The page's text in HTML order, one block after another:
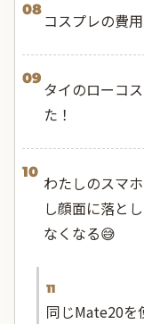
08
コスプレの費
09
タイのローコ
た！
10
わたしのスマ
し顔面に落と
なくなる😅
11
同じMate20を